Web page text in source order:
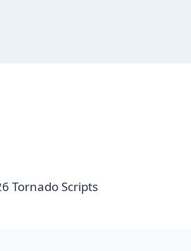
Tornado Scripts